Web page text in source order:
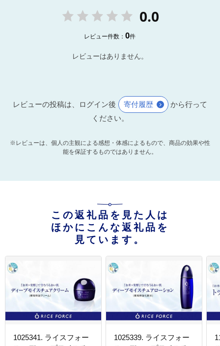
0.0
レビュー件数：0件
レビューはありません。
レビューの投稿は、ログイン後 寄付履歴
から行って
ください。
※レビューは、個人の主観による感想・体感によるもので、商品の効果や性
能を保証するものではありません。
この返礼品を見た人は
ほかにこんな返礼品を
見ています。
1025341. ライスフォー
1025339. ライスフォー